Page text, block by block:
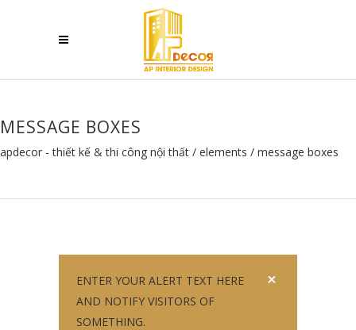
MESSAGE BOXES
apdecor - thiết kế & thi công nội thất / elements / message boxes
ENTER YOUR ALERT TEXT HERE
AND NOTIFY VISITORS OF
SOMETHING.